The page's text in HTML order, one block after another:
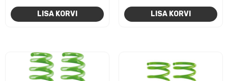
LISA KORVI LISA KORVI